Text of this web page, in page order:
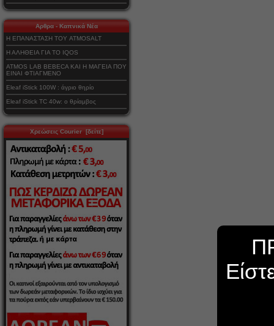
Αρθρα - Καπνικά Νέα
Η ΕΠΑΝΑΣΤΑΣΗ ΤΟΥ ATMOSALT
Η ΑΛΗΘΕΙΑ ΓΙΑ ΤΟ IQOS
ATMOS LAB BEBECA ΚΑΙ Η ΜΑΓΕΙΑ ΠΟΥ
ΕΙΝΑΙ ΦΤΙΑΓΜΕΝΟ
Eleaf iStick 100W : άγριο θηρίο
Eleaf iStick TC 40w: ο θρίαμβος
Χρεώσεις Courier [δείτε]